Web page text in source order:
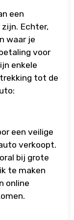
een
Echter,
waar je
voor
enkele
tot de
een veilige
verkoopt.
bij grote
te maken
online